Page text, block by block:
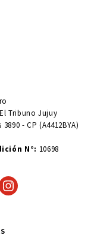
Tribuno Jujuy
- CP (A4412BYA)
N°: 10698